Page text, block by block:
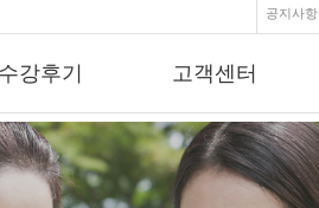
공지사항
수강후기 고객센터